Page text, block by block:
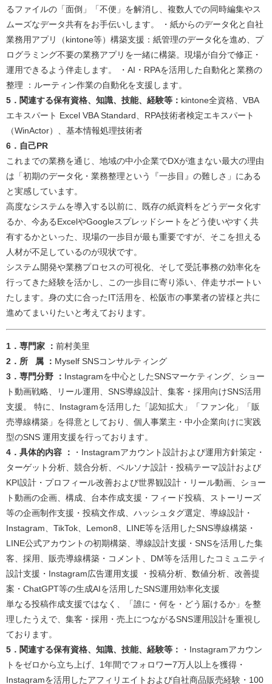
るファイルの「面倒」「不便」を解消し、複数人での同時編集やス
ムーズなデータ共有をお手伝いします。 ・紙からのデータ化と自社
業務用アプリ（kintone等）構築支援：紙管理のデータ化を進め、プ
ログラミング不要の業務アプリを一緒に構築。現場が自分で修正・
運用できるよう伴走します。 ・AI・RPAを活用した自動化と業務の
整理 ：ルーティン作業の自動化を支援します。​
5．関連する保有資格、知識、技能、経験等： kintone全資格、VBA
エキスパート Excel VBA Standard、RPA技術者検定エキスパート
（WinActor）、基本情報処理技術者​
6．自己PR
これまでの業務を通じ、地域の中小企業でDXが進まない最大の理由
は「初期のデータ化・業務整理という『一歩目』の難しさ」にある
と実感しています。
高度なシステムを導入する以前に、既存の紙資料をどうデータ化す
るか、今あるExcelやGoogleスプレッドシートをどう使いやすく共
有するかといった、現場の一歩目が最も重要ですが、そこを担える
人材が不足しているのが現状です。
システム開発や業務プロセスの可視化、そして受託事務の効率化を
行ってきた経験を活かし、この一歩目に寄り添い、伴走サポートい
たします。身の丈に合ったIT活用を、松阪市の事業者の皆様と共に
進めてまいりたいと考えております。
​​​​​​​​​​​​​​​​​​​​​​​​​​​​​​​​​​​​​​​​​​1．専門家 ： 前村美里
2．所 属 ： Myself SNSコンサルティング​​
3．専門分野 ： Instagramを中心としたSNSマーケティング、ショー
ト動画戦略、リール運用、SNS導線設計、集客・採用向けSNS活用
支援。 特に、Instagramを活用した「認知拡大」「ファン化」「販
売導線構築」を得意としており、個人事業主・中小企業向けに実践
型のSNS 運用支援を行っております。
4．具体的内容 ：
・Instagramアカウント設計および運用方針策定・
ターゲット分析、競合分析、ペルソナ設計・投稿テーマ設計および
KPI設計・プロフィール改善および世界観設計・リール動画、ショー
ト動画の企画、構成、台本作成支援・フィード投稿、ストーリーズ
等の企画制作支援・投稿文作成、ハッシュタグ選定、導線設計・
Instagram、TikTok、Lemon8、LINE等を活用したSNS導線構築・
LINE公式アカウントの初期構築、導線設計支援・SNSを活用した集
客、採用、販売導線構築・コメント、DM等を活用したコミュニティ
設計支援・Instagram広告運用支援 ・投稿分析、数値分析、改善提
案・ChatGPT等の生成AIを活用したSNS運用効率化支援
単なる投稿作成支援ではなく、「誰に・何を・どう届けるか」を整
理したうえで、集客・採用・売上につながるSNS運用設計を重視し
ております。
5．関連する保有資格、知識、技能、経験等：
・Instagramアカウン
トをゼロから立ち上げ、1年間でフォロワー7万人以上を獲得・
Instagramを活用したアフィリエイトおよび自社商品販売経験・100